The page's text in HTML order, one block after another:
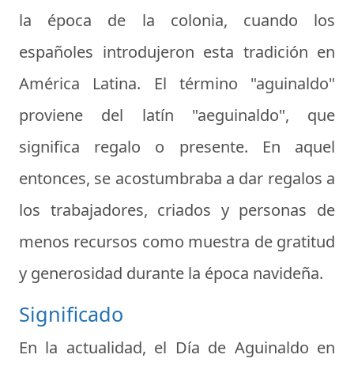
la época de la colonia, cuando los
españoles introdujeron esta tradición en
América Latina. El término "aguinaldo"
proviene del latín "aeguinaldo", que
significa regalo o presente. En aquel
entonces, se acostumbraba a dar regalos a
los trabajadores, criados y personas de
menos recursos como muestra de gratitud
y generosidad durante la época navideña.
Significado
En la actualidad, el Día de Aguinaldo en